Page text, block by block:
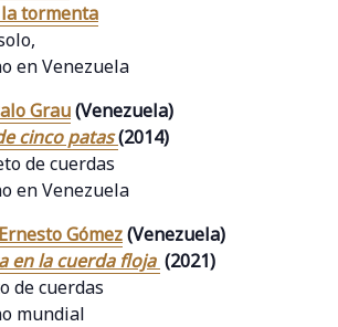
tormenta
en Venezuela
Grau(Venezuela)
cinco patas(2014)
de cuerdas
en Venezuela
Gómez(Venezuela)
en la cuerda floja (2021)
de cuerdas
mundial